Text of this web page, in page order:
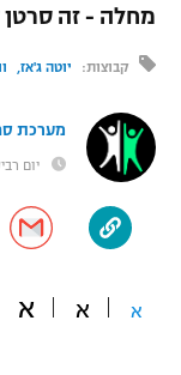
"מחצית
משתתפים
ליגות נוספות
UFC
אופניים
כדורמים
פוטבול אמריקאי NFL
מחלה - זה
קבוצות: יוטה ג'אז
מערכת
יום רביעי, 16:30,
א א א